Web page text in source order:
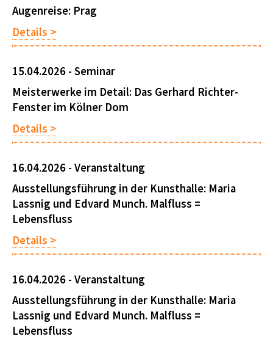
Augenreise: Prag
Details >
15.04.2026 - Seminar
Meisterwerke im Detail: Das Gerhard Richter-
Fenster im Kölner Dom
Details >
16.04.2026 - Veranstaltung
Ausstellungsführung in der Kunsthalle: Maria
Lassnig und Edvard Munch. Malfluss =
Lebensfluss
Details >
16.04.2026 - Veranstaltung
Ausstellungsführung in der Kunsthalle: Maria
Lassnig und Edvard Munch. Malfluss =
Lebensfluss